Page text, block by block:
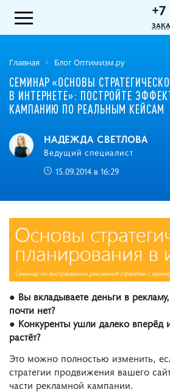
Главная Блог Оптимизм.ру
СЕМИНАР «ОСНОВЫ
В ИНТЕРНЕТЕ»: ПОСТРОЙТЕ
КАМПАНИЮ ПО РЕАЛЬНЫМ КЕЙСАМ
НАДЕЖДА СВЕТЛОВА
Ведущий специалист
15.09.2014 в 16:29
● Вы вкладываете деньги в
почти нет?
● Конкуренты ушли далеко вперёд
растёт?
Это можно полностью изменить,
стратегии продвижения вашего
части рекламной кампании.